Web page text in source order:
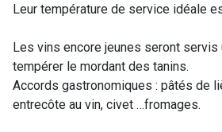
Leur température de service idéale
Les vins encore jeunes seront servis
tempérer le mordant des tanins.
Accords gastronomiques : pâtés de
entrecôte au vin, civet …fromages.